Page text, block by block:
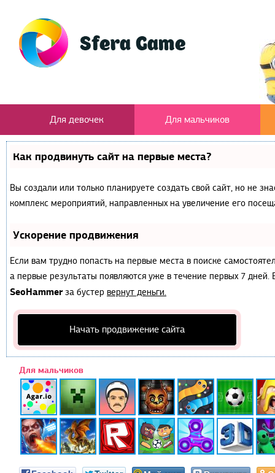
Для девочек Для мальчиков
Как продвинуть сайт на первые места?
Вы создали или только планируете создать свой сайт, но не
комплекс мероприятий, направленных на увеличение его
Ускорение продвижения
Если вам трудно попасть на первые места в поиске
а первые результаты появляются уже в течение первых 7
SeoHammerза бустер вернут деньги.
Начать продвижение сайта
Для мальчиков